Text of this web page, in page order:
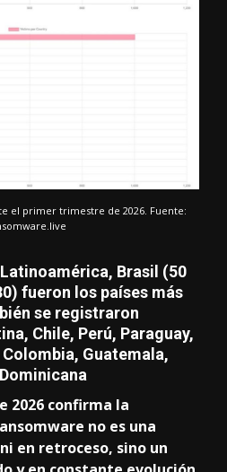
el primer trimestre de 2026. Fuente:
Brasil (50
fueron los países más
se registraron
Chile, Perú, Paraguay,
Guatemala,
2026 confirma la
no es una
en retroceso, sino un